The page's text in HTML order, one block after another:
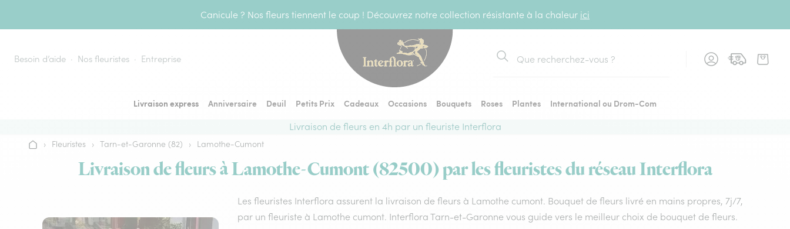
Canicule ? Nos fleurs tiennent le coup ! Découvrez notre collection résistante à la chaleur ici
Besoin d’aide Nos fleuristes Entreprise
Rechercher
Livraison express Anniversaire Deuil Petits Prix Cadeaux Occasions Bouquets Roses Plantes
International ou Drom-Com
Livraison de fleurs en 4h par un fleuriste Interflora
Accueil
› Fleuristes › Tarn-et-Garonne (82) › Lamothe-Cumont
Livraison de fleurs à Lamothe-Cumont (82500) par les fleuristes du réseau Interflora
Les fleuristes Interflora assurent la livraison de fleurs à Lamothe cumont. Bouquet de fleurs livré en mains propres, 7j/7,
par un fleuriste à Lamothe cumont. Interflora Tarn-et-Garonne vous guide vers le meilleur choix de bouquet de fleurs.